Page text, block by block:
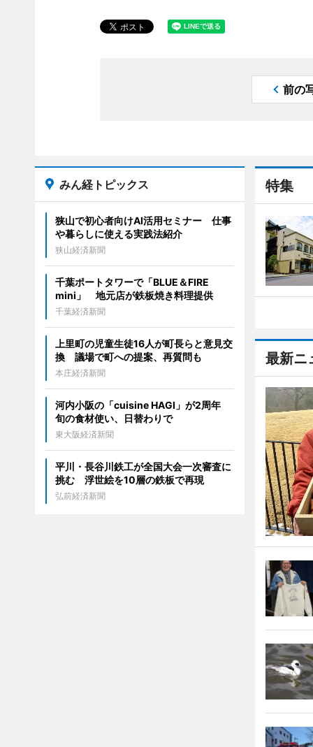
前の
特集
最新ニ
みん経トピックス
狭山で初心者向けAI活用セミナー 仕事
や暮らしに使える実践法紹介
狭山経済新聞
千葉ポートタワーで「BLUE＆FIRE
mini」 地元店が鉄板焼き料理提供
千葉経済新聞
上里町の児童生徒16人が町長らと意見交
換 議場で町への提案、再質問も
本庄経済新聞
河内小阪の「cuisine HAGI」が2周年
旬の食材使い、日替わりで
東大阪経済新聞
平川・長谷川鉄工が全国大会一次審査に
挑む 浮世絵を10層の鉄板で再現
弘前経済新聞